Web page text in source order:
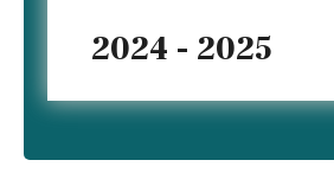
2024 - 2025